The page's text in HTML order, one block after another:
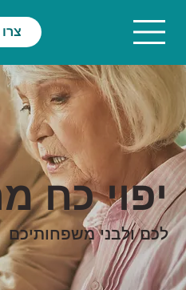
יפוי כח
לכם ולבני משפחותיכם